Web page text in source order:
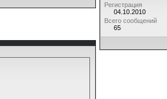
Регистрация
04.10.2010
Всего сообщений
65